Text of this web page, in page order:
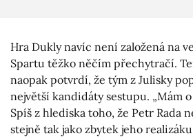
Hra Dukly navíc není založená na
Spartu těžko něčím přechytračí.
naopak potvrdí, že tým z Julisky
největší kandidáty sestupu. „Mám
Spíš z hlediska toho, že Petr Rada
stejně tak jako zbytek jeho